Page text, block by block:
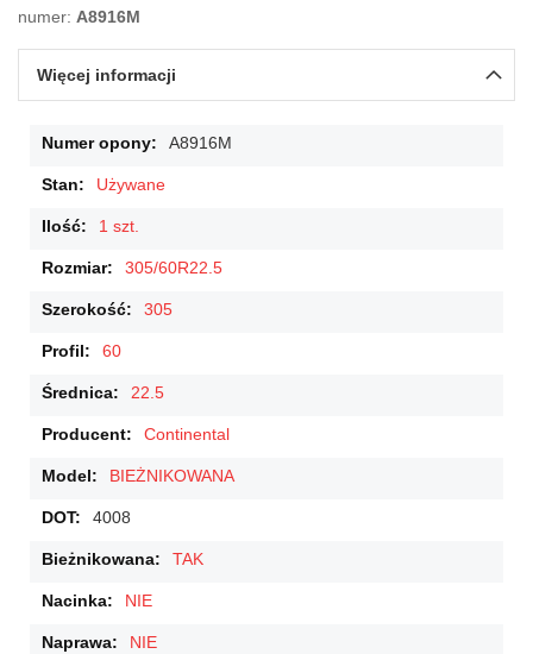
numer: A8916M
Więcej informacji
Więcej
A8916M
Używane
1 szt.
305/60R22.5
305
60
22.5
Continental
BIEŻNIKOWANA
4008
TAK
NIE
NIE